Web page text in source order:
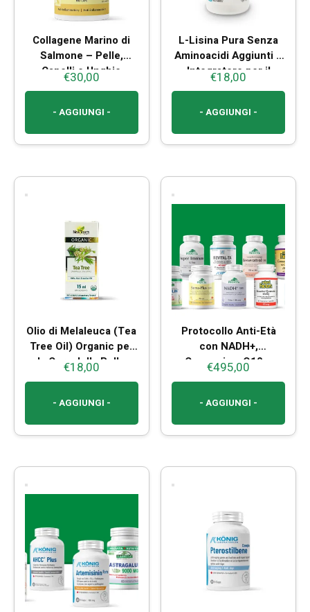
Collagene Marino di
Salmone – Pelle,
Capelli e Unghie
€30,00
- AGGIUNGI -
L-Lisina Pura Senza
Aminoacidi Aggiunti –
Integratore per il
Sistema Immunitario
€18,00
- AGGIUNGI -
Olio di Melaleuca (Tea
Tree Oil) Organic per
la Cura della Pelle
€18,00
- AGGIUNGI -
Protocollo Anti-Età
con NADH+,
Coenzzima Q10 e
Resveratrolo
€495,00
- AGGIUNGI -